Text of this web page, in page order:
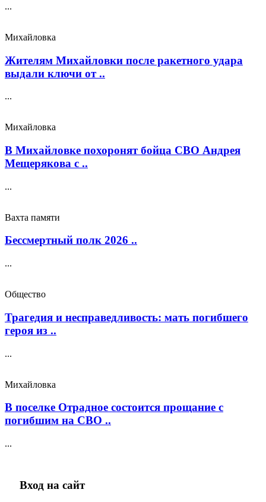
...
Михайловка
Жителям Михайловки после ракетного удара
выдали ключи от ..
...
Михайловка
В Михайловке похоронят бойца СВО Андрея
Мещерякова с ..
...
Вахта памяти
Бессмертный полк 2026 ..
...
Общество
Трагедия и несправедливость: мать погибшего
героя из ..
...
Михайловка
В поселке Отрадное состоится прощание с
погибшим на СВО ..
...
Вход на сайт